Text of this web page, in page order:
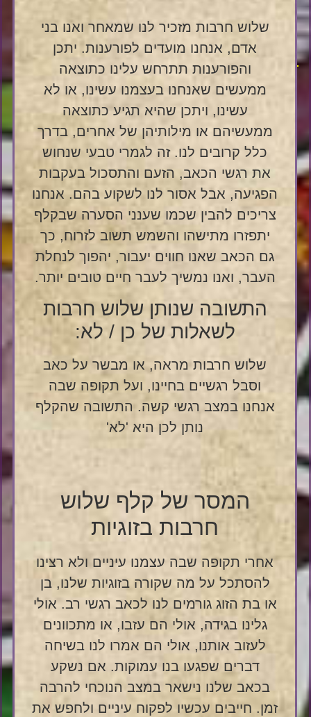
שלוש חרבות מזכיר לנו שמאחר ואנו בני
אדם, אנחנו מועדים לפורענות. יתכן
והפורענות תתרחש עלינו כתוצאה
ממעשים שאנחנו בעצמנו עשינו, או לא
עשינו, ויתכן שהיא תגיע כתוצאה
ממעשיהם או מילותיהן של אחרים, בדרך
כלל קרובים לנו. זה לגמרי טבעי שנחוש
את רגשי הכאב, הזעם והתסכול בעקבות
הפגיעה, אבל אסור לנו לשקוע בהם. אנחנו
צריכים להבין שכמו שענני הסערה שבקלף
יתפזרו מתישהו והשמש תשוב לזרוח, כך
גם הכאב שאנו חווים יעבור, יהפוך לנחלת
העבר, ואנו נמשיך לעבר חיים טובים יותר.
התשובה שנותן שלוש חרבות
לשאלות של כן / לא:
שלוש חרבות מראה, או מבשר על כאב
וסבל רגשיים בחיינו, ועל תקופה שבה
אנחנו במצב רגשי קשה. התשובה שהקלף
נותן לכן היא 'לא'
המסר של קלף שלוש
חרבות בזוגיות
אחרי תקופה שבה עצמנו עיניים ולא רצינו
להסתכל על מה שקורה בזוגיות שלנו, בן
או בת הזוג גורמים לנו לכאב רגשי רב. אולי
גלינו בגידה, אולי הם עזבו, או מתכוונים
לעזוב אותנו, אולי הם אמרו לנו בשיחה
דברים שפגעו בנו עמוקות. אם נשקע
בכאב שלנו נישאר במצב הנוכחי להרבה
זמן. חייבים עכשיו לפקוח עיניים ולחפש את